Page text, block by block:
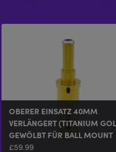
OBERER EINSATZ 40MM
VERLÄNGERT (TITANIUM
GEWÖLBT FÜR BALL MOUNT
£59.99